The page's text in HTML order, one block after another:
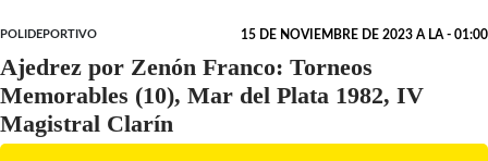
POLIDEPORTIVO 15 DE NOVIEMBRE DE 2023 A LA - 01:00
Ajedrez por Zenón Franco: Torneos
Memorables (10), Mar del Plata 1982, IV
Magistral Clarín